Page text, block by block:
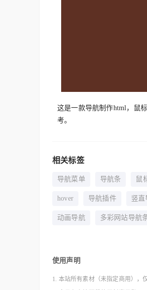
这是一款导航制作html，鼠
考。
相关标签
导航菜单 导航条 鼠
hover 导航插件 竖直
动画导航 多彩网站导航
使用声明
1. 本站所有素材（未指定商用），